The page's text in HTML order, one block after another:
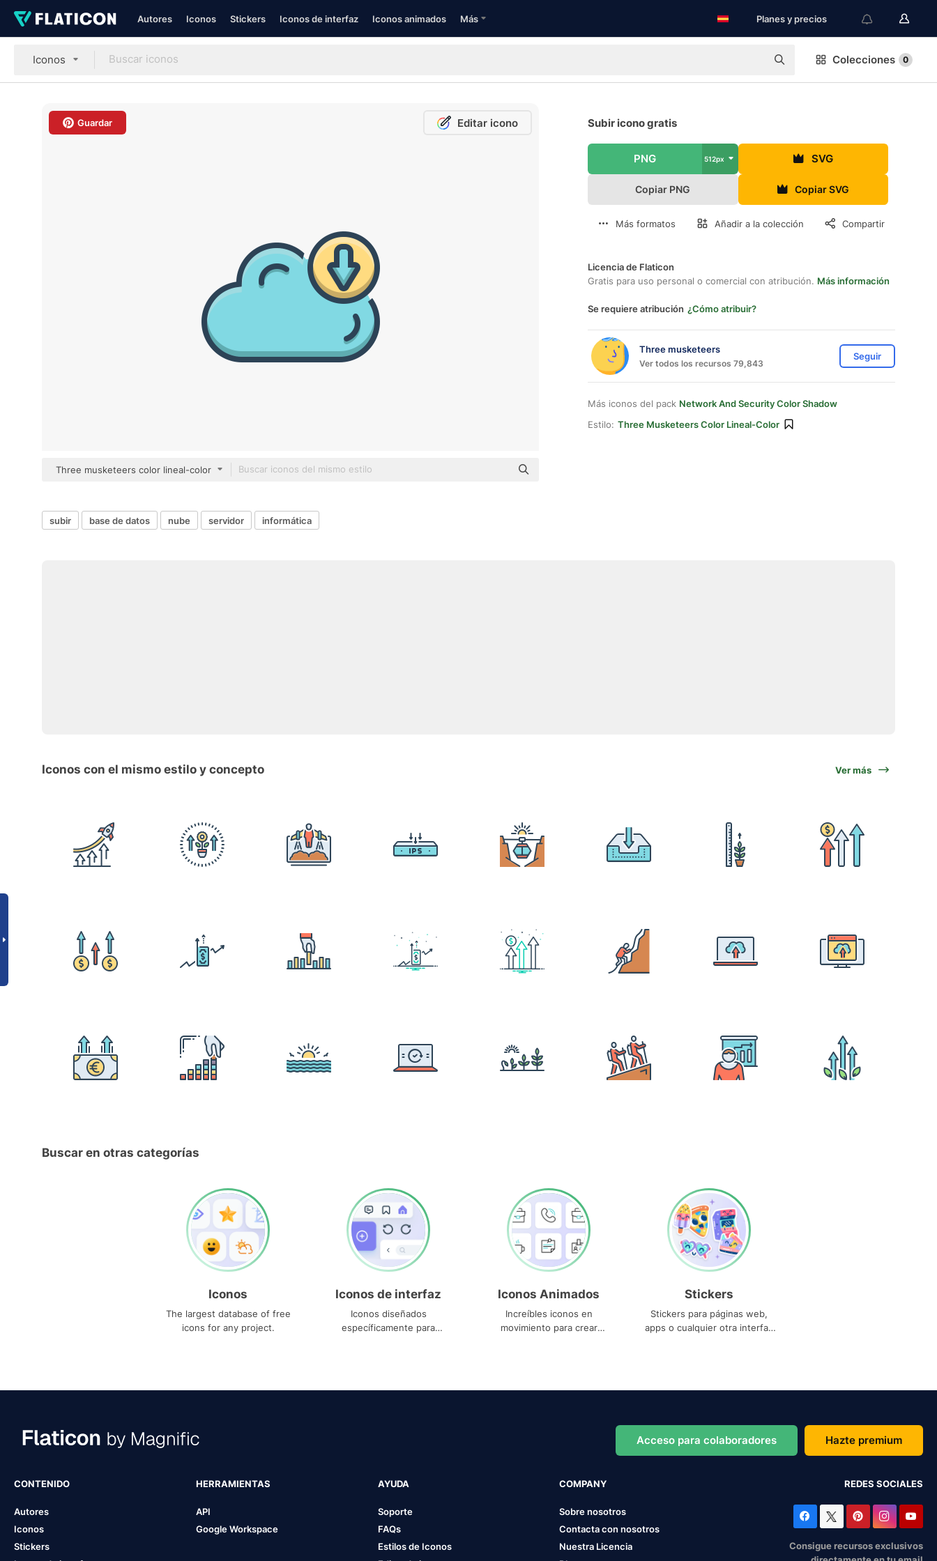
Autores Iconos Stickers Iconos de interfaz Iconos animados Más Planes y precios
Iconos Colecciones 0
Guardar Editar icono
Three musketeers color lineal-color
Subir icono gratis
PNG 512px SVG
Copiar PNG Copiar SVG
Más formatos Añadir a la colección Compartir
Licencia de Flaticon
Gratis para uso personal o comercial con atribución. Más información
Se requiere atribución ¿Cómo atribuir?
Three musketeers
Ver todos los recursos 79,843
Seguir
Más iconos del pack Network And Security Color Shadow
Estilo: Three Musketeers Color Lineal-Color
subir base de datos nube servidor informática
Iconos con el mismo estilo y concepto Ver más
Buscar en otras categorías
Iconos
The largest database of free
icons for any project.
Iconos de interfaz
Iconos diseñados
específicamente para
Iconos Animados
Increíbles iconos en
movimiento para crear
Stickers
Stickers para páginas web,
apps o cualquier otra interfaz
Acceso para colaboradores Hazte premium
CONTENIDO
Autores
Iconos
Stickers
HERRAMIENTAS
API
Google Workspace
AYUDA
Soporte
FAQs
Estilos de Iconos
COMPANY
Sobre nosotros
Contacta con nosotros
Nuestra Licencia
REDES SOCIALES
Consigue recursos exclusivos